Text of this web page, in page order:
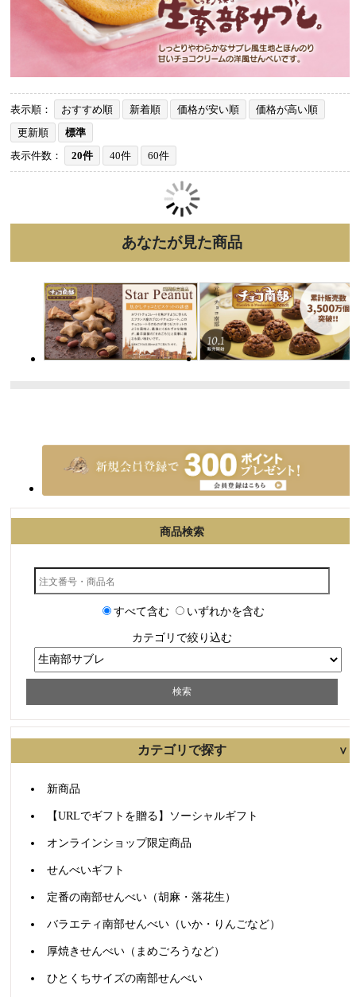
表示順： おすすめ順 新着順 価格が安い順
価格が高い順
更新順
標準
表示件数：
20件 40件 60件
あなたが見た商品
商品検索
カテゴリで探す
新商品
【URLでギフトを贈る】ソーシャルギフト
オンラインショップ限定商品
せんべいギフト
定番の南部せんべい（胡麻・落花生）
バラエティ南部せんべい（いか・りんごなど）
厚焼きせんべい（まめごろうなど）
ひとくちサイズの南部せんべい